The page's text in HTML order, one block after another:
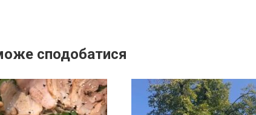
сподобатися